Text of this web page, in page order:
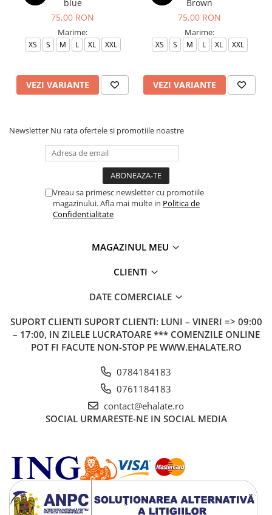
blue
75,00 RON
Marime:
XS S M L XL XXL
VEZI VARIANTE
Brown
75,00 RON
Marime:
XS S M L XL XXL
VEZI VARIANTE
Newsletter Nu rata ofertele si promotiile noastre
Vreau sa primesc newsletter cu promotiile
magazinului. Afla mai multe in Politica de
Confidentialitate
MAGAZINUL MEU
CLIENTI
DATE COMERCIALE
SUPORT CLIENTI SUPORT CLIENTI: LUNI – VINERI => 09:00
– 17:00, IN ZILELE LUCRATOARE *** COMENZILE ONLINE
POT FI FACUTE NON-STOP PE WWW.EHALATE.RO
0784184183
0761184183
contact@ehalate.ro
SOCIAL URMARESTE-NE IN SOCIAL MEDIA